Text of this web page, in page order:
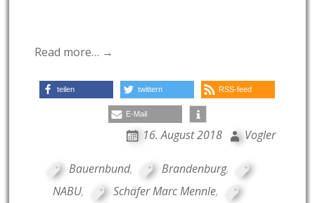
Read more… →
teilen twittern RSS-feed
E-Mail
16. August 2018 Vogler
Bauernbund, Brandenburg,
NABU, Schäfer Marc Mennle,